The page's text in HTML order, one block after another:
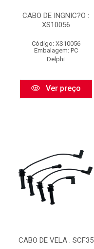
CABO DE INGNIC?O :
XS10056
Código: XS10056
Embalagem: PC
Delphi
Ver preço
CABO DE VELA : SCF35